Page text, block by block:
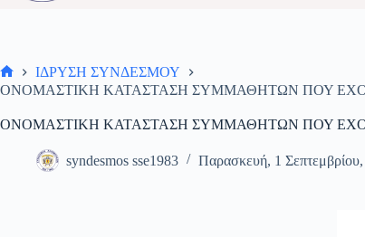
Αρχική
ΙΔΡΥΣΗ ΣΥΝΔΕΣΜΟΥ
ΟΝΟΜΑΣΤΙΚΗ ΚΑΤΑΣΤΑΣΗ ΣΥΜΜΑΘΗΤΩΝ ΠΟΥ
ΟΝΟΜΑΣΤΙΚΗ ΚΑΤΑΣΤΑΣΗ ΣΥΜΜΑΘΗΤΩΝ ΠΟΥ
syndesmos sse1983 Παρασκευή, 1